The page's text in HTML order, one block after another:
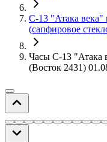
С-13 "Атака века"
(сапфировое
Часы С-13 "Атака
(Восток 2431)